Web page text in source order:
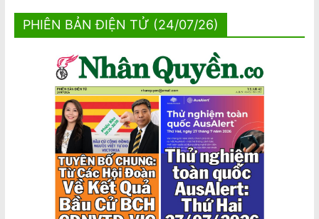
PHIÊN BẢN ĐIỆN TỬ (24/07/26)